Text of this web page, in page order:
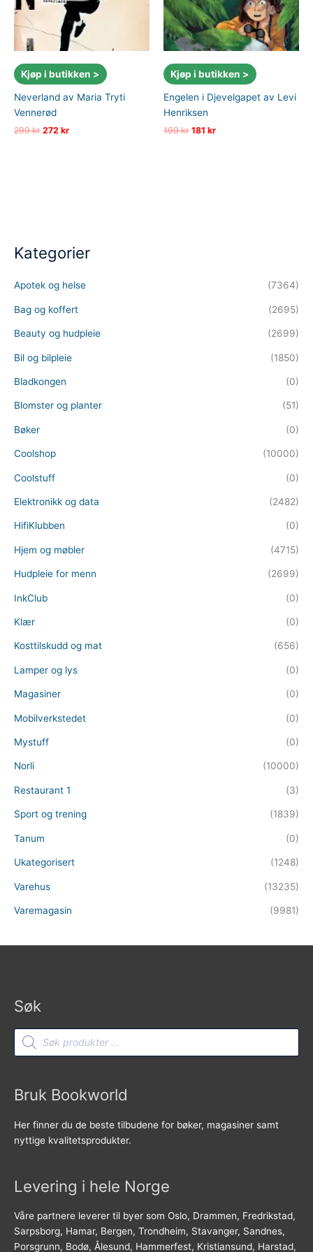
Kjøp i butikken >
Neverland av Maria Tryti
Vennerød
299kr Opprinnelig
272 krNåværende
Kjøp i butikken >
Engelen i Djevelgapet av Levi
Henriksen
199kr Opprinnelig
181 krNåværende
Kategorier
Apotek og helse (7364)
Bag og koffert (2695)
Beauty og hudpleie (2699)
Bil og bilpleie (1850)
Bladkongen (0)
Blomster og planter (51)
Bøker (0)
Coolshop (10000)
Coolstuff (0)
Elektronikk og data (2482)
HifiKlubben (0)
Hjem og møbler (4715)
Hudpleie for menn (2699)
InkClub (0)
Klær (0)
Kosttilskudd og mat (656)
Lamper og lys (0)
Magasiner (0)
Mobilverkstedet (0)
Mystuff (0)
Norli (10000)
Restaurant 1 (3)
Sport og trening (1839)
Tanum (0)
Ukategorisert (1248)
Varehus (13235)
Varemagasin (9981)
Søk
Products
search
Bruk Bookworld
Her finner du de beste tilbudene for bøker, magasiner samt
nyttige kvalitetsprodukter.
Levering i hele Norge
Våre partnere leverer til byer som Oslo, Drammen, Fredrikstad,
Sarpsborg, Hamar, Bergen, Trondheim, Stavanger, Sandnes,
Porsgrunn, Bodø, Ålesund, Hammerfest, Kristiansund, Harstad,